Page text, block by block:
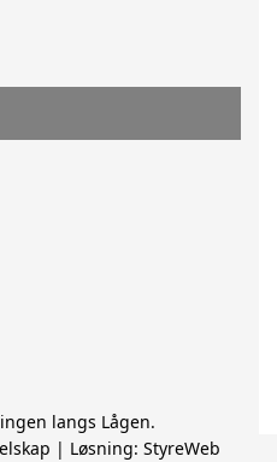
langs Lågen.
| Løsning: StyreWeb